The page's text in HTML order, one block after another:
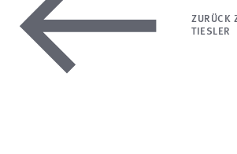
ZURÜCK
TIESLER